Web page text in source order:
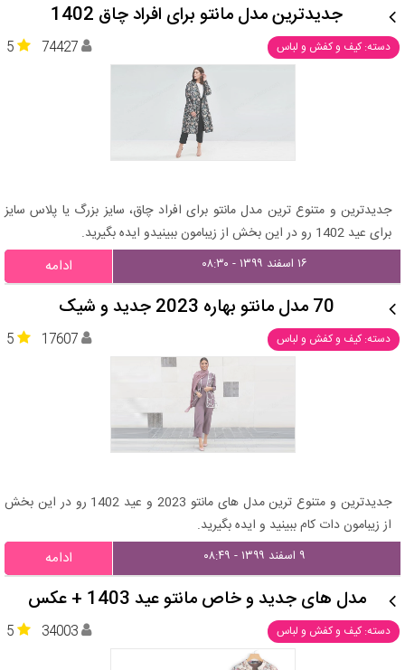
جدیدترین مدل مانتو برای افراد چاق 1402
دسته: کیف و کفش و لباس 5 74427
جدیدترین و متنوع ترین مدل مانتو برای افراد چاق، سایز بزرگ یا پلاس سایز
برای عید 1402 رو در این بخش از زیبامون ببینیدو ایده بگیرید.
۱۶ اسفند ۱۳۹۹ - ۰۸:۳۰ ادامه
70 مدل مانتو بهاره 2023 جدید و شیک
دسته: کیف و کفش و لباس 5 17607
جدیدترین و متنوع ترین مدل های مانتو 2023 و عید 1402 رو در این بخش
از زیبامون دات کام ببینید و ایده بگیرید.
۹ اسفند ۱۳۹۹ - ۰۸:۴۹ ادامه
مدل های جدید و خاص مانتو عید 1403 + عکس
دسته: کیف و کفش و لباس 5 34003